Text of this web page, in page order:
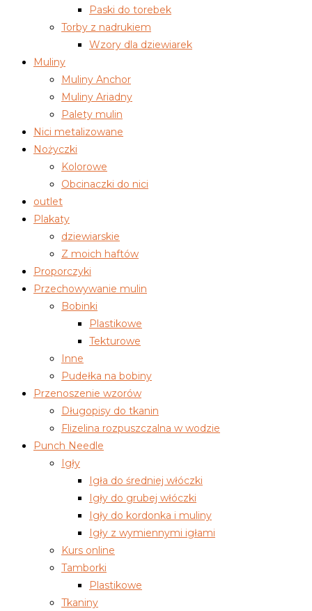
Paski do torebek
Torby z nadrukiem
Wzory dla dziewiarek
Muliny
Muliny Anchor
Muliny Ariadny
Palety mulin
Nici metalizowane
Nożyczki
Kolorowe
Obcinaczki do nici
outlet
Plakaty
dziewiarskie
Z moich haftów
Proporczyki
Przechowywanie mulin
Bobinki
Plastikowe
Tekturowe
Inne
Pudełka na bobiny
Przenoszenie wzorów
Długopisy do tkanin
Flizelina rozpuszczalna w wodzie
Punch Needle
Igły
Igła do średniej włóczki
Igły do grubej włóczki
Igły do kordonka i muliny
Igły z wymiennymi igłami
Kurs online
Tamborki
Plastikowe
Tkaniny